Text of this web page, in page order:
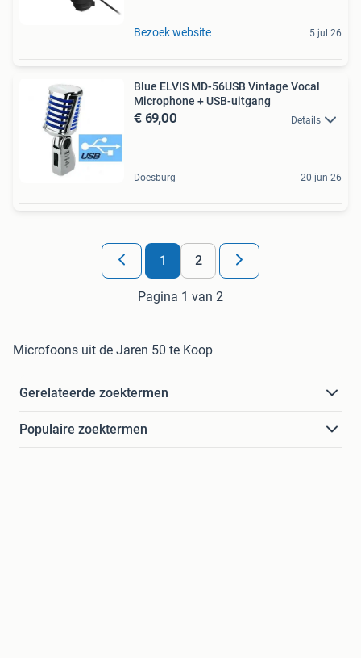
Bezoek website 5 jul 26
Blue ELVIS MD-56USB Vintage Vocal
Microphone + USB-uitgang
€ 69,00 Details
Doesburg 20 jun 26
1 2
Pagina 1 van 2
Microfoons uit de Jaren 50 te Koop
Gerelateerde zoektermen
Populaire zoektermen